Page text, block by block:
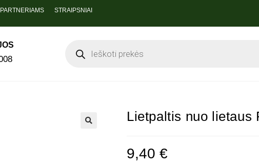
PARTNERIAMS STRAIPSNIAI
Lietpaltis nuo lietaus
9,40 €